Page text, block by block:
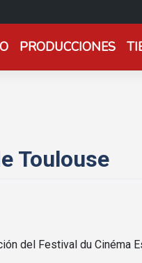
PRODUCCIONES
Toulouse
del Festival du Cinéma